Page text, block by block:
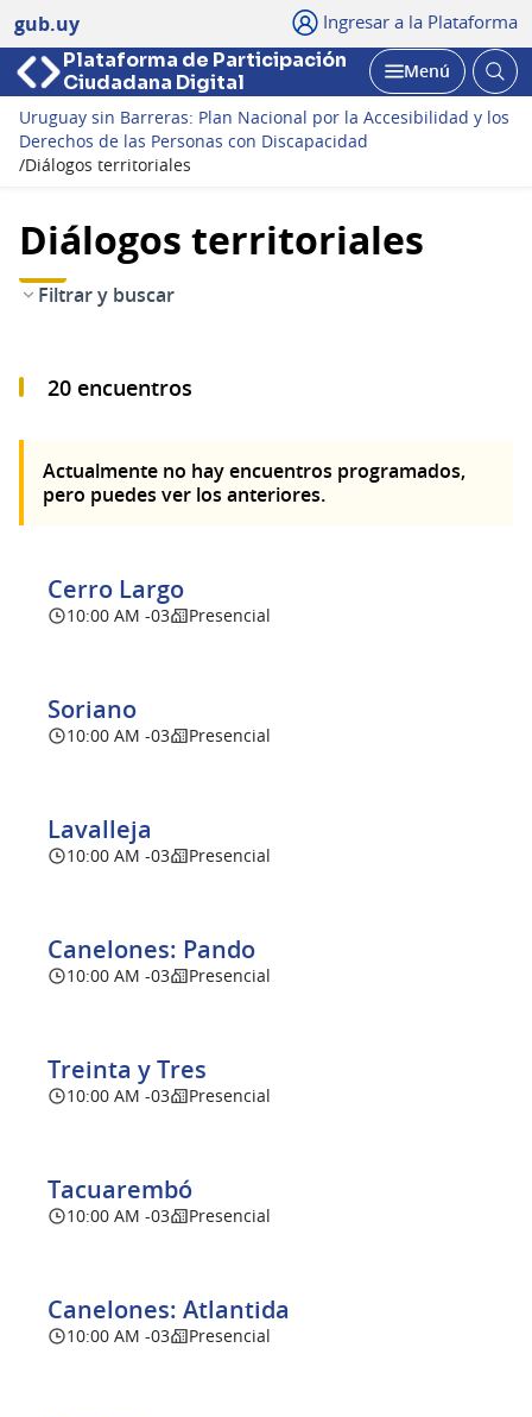
gub.uy Ingresar a la Plataforma
Plataforma de Participación
Ciudadana Digital
Abrir
Menú
Uruguay sin Barreras: Plan Nacional por la Accesibilidad y los
Derechos de las Personas con Discapacidad
/Diálogos territoriales
Diálogos territoriales
Filtrar y buscar
20 encuentros
Actualmente no hay encuentros programados,
pero puedes ver los anteriores.
Cerro Largo
10:00 AM -03 Presencial
Soriano
10:00 AM -03 Presencial
Lavalleja
10:00 AM -03 Presencial
Canelones: Pando
10:00 AM -03 Presencial
Treinta y Tres
10:00 AM -03 Presencial
Tacuarembó
10:00 AM -03 Presencial
Canelones: Atlantida
10:00 AM -03 Presencial